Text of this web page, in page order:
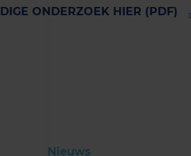
ONDERZOEK HIER (PDF)
Nieuws